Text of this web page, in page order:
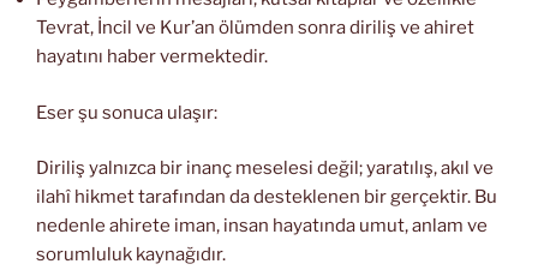
Tevrat, İncil ve Kur’an ölümden sonra diriliş ve ahiret
hayatını haber vermektedir.
Eser şu sonuca ulaşır:
Diriliş yalnızca bir inanç meselesi değil; yaratılış, akıl ve
ilahî hikmet tarafından da desteklenen bir gerçektir. Bu
nedenle ahirete iman, insan hayatında umut, anlam ve
sorumluluk kaynağıdır.